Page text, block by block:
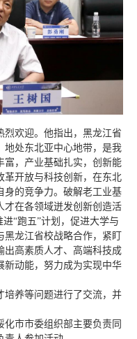
烈欢迎。他指出，黑龙江省
地处东北亚中心地带，是我
富，产业基础扎实，创新能
革开放与科技创新，在东北
身的竞争力。破解老工业基
才在各领域迸发创新创造活
“跑五”计划，促进大学与
黑龙江省校战略合作，紧盯
出高素质人才、高端科技成
新动能，努力成为实现中华
培养等问题进行了交流，并
市市委组织部主要负责同